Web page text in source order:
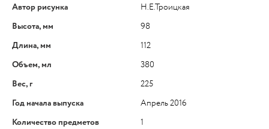
Автор рисунка
Н.Е.Троицкая
Высота, мм
98
Длина, мм
112
Объем, мл
380
Вес, г
225
Год начала выпуска
Апрель 2016
Количество предметов
1